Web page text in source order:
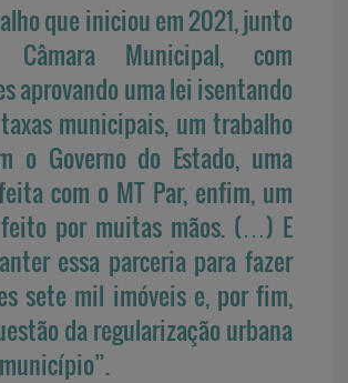
que iniciou em 2021, junto
Municipal, com
aprovando uma lei isentando
municipais, um trabalho
o Governo do Estado, uma
com o MT Par, enfim, um
por muitas mãos. (…) E
essa parceria para fazer
sete mil imóveis e, por fim,
da regularização urbana